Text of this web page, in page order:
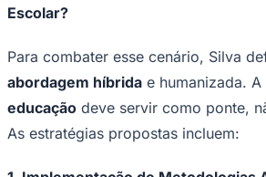
Escolar?
Para combater esse cenário, Silva
abordagem híbrida e humanizada. A
educação deve servir como ponte,
As estratégias propostas incluem: